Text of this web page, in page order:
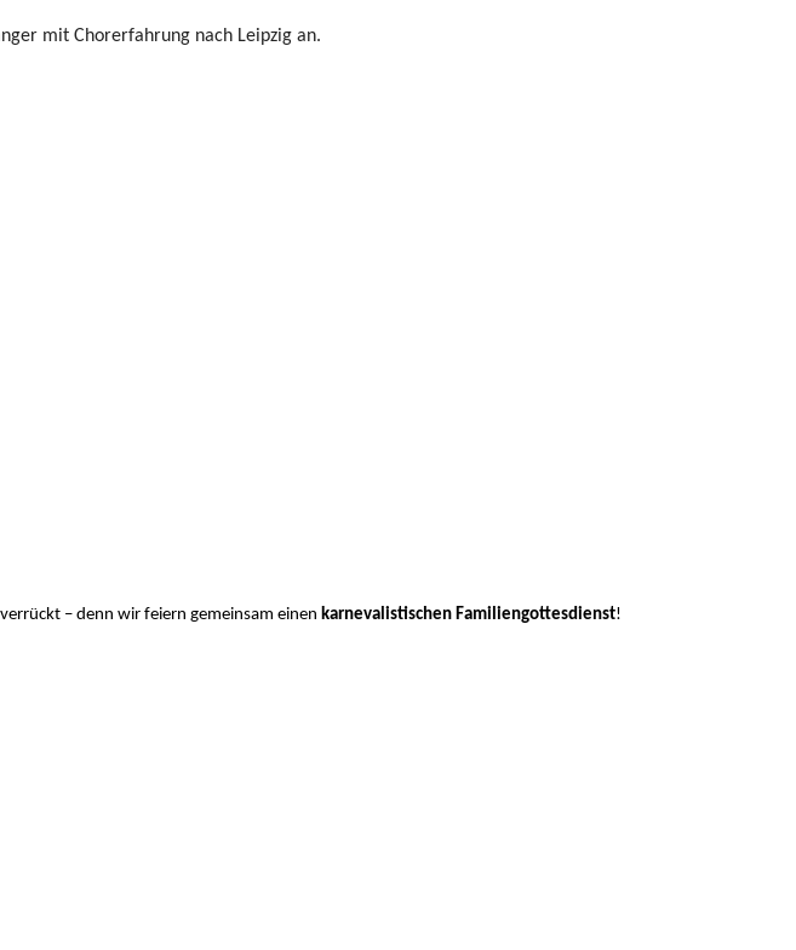
mit Chorerfahrung nach Leipzig an.
– denn wir feiern gemeinsam einen karnevalistischen Familiengottesdienst!